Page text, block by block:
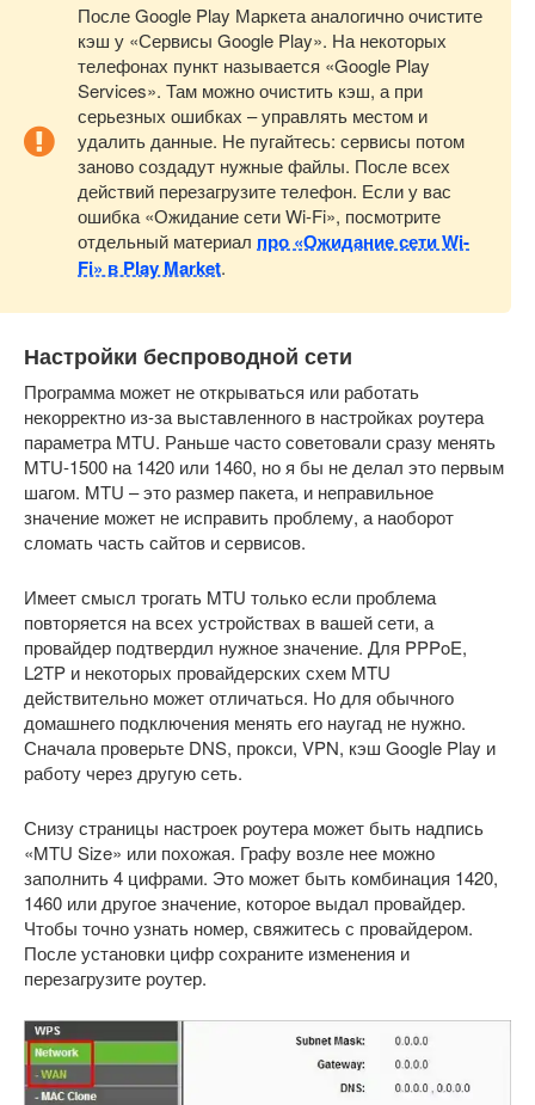
После Google Play Маркета аналогично очистите
кэш у «Сервисы Google Play». На некоторых
телефонах пункт называется «Google Play
Services». Там можно очистить кэш, а при
серьезных ошибках – управлять местом и
удалить данные. Не пугайтесь: сервисы потом
заново создадут нужные файлы. После всех
действий перезагрузите телефон. Если у вас
ошибка «Ожидание сети Wi-Fi», посмотрите
отдельный материал про «Ожидание сети Wi-
Fi» в Play Market.
Настройки беспроводной сети
Программа может не открываться или работать
некорректно из-за выставленного в настройках роутера
параметра MTU. Раньше часто советовали сразу менять
MTU-1500 на 1420 или 1460, но я бы не делал это первым
шагом. MTU – это размер пакета, и неправильное
значение может не исправить проблему, а наоборот
сломать часть сайтов и сервисов.
Имеет смысл трогать MTU только если проблема
повторяется на всех устройствах в вашей сети, а
провайдер подтвердил нужное значение. Для PPPoE,
L2TP и некоторых провайдерских схем MTU
действительно может отличаться. Но для обычного
домашнего подключения менять его наугад не нужно.
Сначала проверьте DNS, прокси, VPN, кэш Google Play и
работу через другую сеть.
Снизу страницы настроек роутера может быть надпись
«MTU Size» или похожая. Графу возле нее можно
заполнить 4 цифрами. Это может быть комбинация 1420,
1460 или другое значение, которое выдал провайдер.
Чтобы точно узнать номер, свяжитесь с провайдером.
После установки цифр сохраните изменения и
перезагрузите роутер.